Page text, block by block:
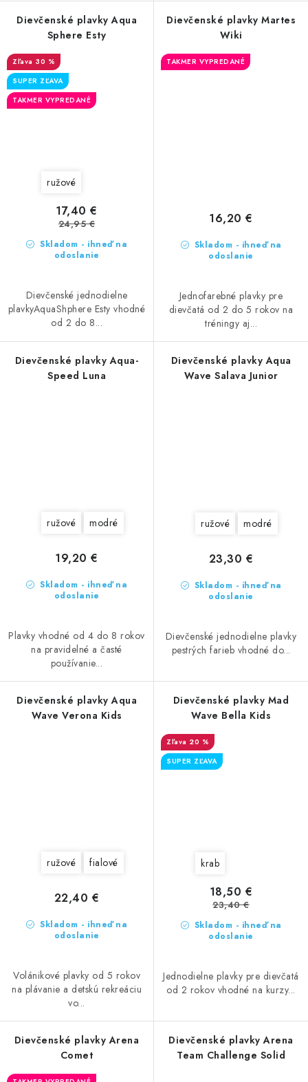
Dievčenské plavky Aqua
Sphere Esty
30 %
SUPER ZĽAVA
TAKMER VYPREDANÉ
ružové
Skladom - ihneď na
odoslanie
17,40 €
24,95 €
Dievčenské jednodielne
plavkyAquaShphere Esty vhodné
od 2 do 8...
Dievčenské plavky Martes
Wiki
TAKMER VYPREDANÉ
Skladom - ihneď na
odoslanie
16,20 €
Jednofarebné plavky pre
dievčatá od 2 do 5 rokov na
tréningy aj...
Dievčenské plavky Aqua-
Speed Luna
ružové modré
Skladom - ihneď na
odoslanie
19,20 €
Plavky vhodné od 4 do 8 rokov
na pravidelné a časté
používanie...
Dievčenské plavky Aqua
Wave Salava Junior
ružové modré
Skladom - ihneď na
odoslanie
23,30 €
Dievčenské jednodielne plavky
pestrých farieb vhodné do...
Dievčenské plavky Aqua
Wave Verona Kids
ružové fialové
Skladom - ihneď na
odoslanie
22,40 €
Volánikové plavky od 5 rokov
na plávanie a detskú rekreáciu
vo...
Dievčenské plavky Mad
Wave Bella Kids
20 %
SUPER ZĽAVA
krab
Skladom - ihneď na
odoslanie
18,50 €
23,40 €
Jednodielne plavky pre dievčatá
od 2 rokov vhodné na kurzy...
Dievčenské plavky Arena
Comet
Dievčenské plavky Arena
Team Challenge Solid